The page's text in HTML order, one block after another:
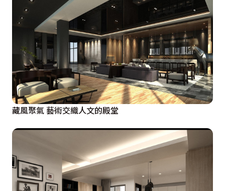
藏風聚氣 藝術交織人文的殿堂